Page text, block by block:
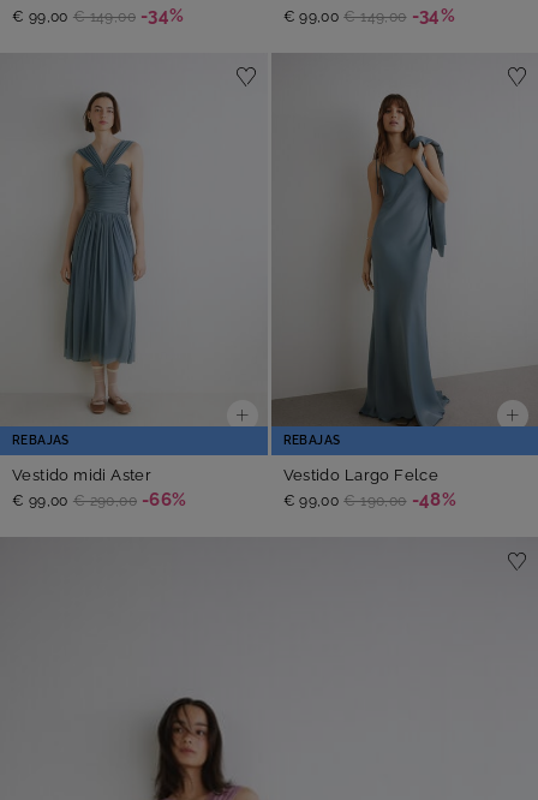
€ 99,00 € 149,00 -34% € 99,00 € 149,00 -34%
REBAJAS
Vestido midi Aster
€ 99,00 € 290,00 -66%
REBAJAS
Vestido Largo Felce
€ 99,00 € 190,00 -48%